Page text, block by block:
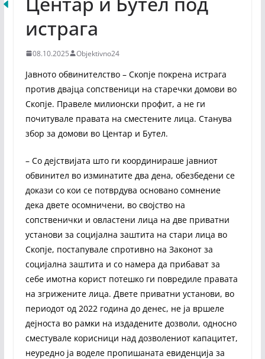
истрага
08.10.2025 Objektivno24
Јавното обвинителство – Скопје покрена истрага
против двајца сопственици на старечки домови во
Скопје. Правеле милионски профит, а не ги
почитувале правата на сместените лица. Станува
збор за домови во Центар и Бутел.
– Со дејствијата што ги координираше јавниот
обвинител во изминатите два дена, обезбедени се
докази со кои се потврдува основано сомнение
дека двете осомничени, во својство на
сопственички и овластени лица на две приватни
установи за социјална заштита на стари лица во
Скопје, постапувале спротивно на Законот за
социјална заштита и со намера да прибават за
себе имотна корист потешко ги повредиле правата
на згрижените лица. Двете приватни установи, во
периодот од 2022 година до денес, не ја вршеле
дејноста во рамки на издадените дозволи, односно
сместувале корисници над дозволениот капацитет,
неуредно ја воделе пропишаната евиденција за